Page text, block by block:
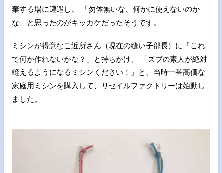
棄する場に遭遇し、 「勿体無いな、何かに使えないのか
な」と思ったのがキッカケだったそうです。
ミシンが得意なご近所さん（現在の縫い子部長）に「これ
で何か作れないかな？」と持ちかけ、 「ズブの素人が絶対
縫えるようになるミシンください！」と、当時一番高価な
家庭用ミシンを購入して、リセイルファクトリーは始動し
ました。